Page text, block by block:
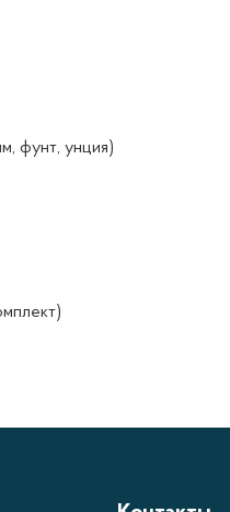
фунт, унция)